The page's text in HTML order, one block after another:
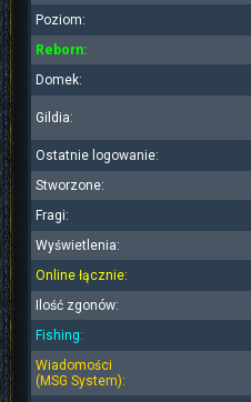
Poziom:
Reborn:
Domek:
Gildia:
Ostatnie logowanie:
Stworzone:
Fragi:
Wyświetlenia:
Online łącznie:
Ilość zgonów:
Fishing:
Wiadomości
(MSG System):